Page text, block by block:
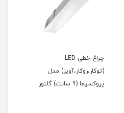
چراغ خطی LED
(توکار،روکار،آویز) مدل
پروکسیما (9 سانت) گلنور